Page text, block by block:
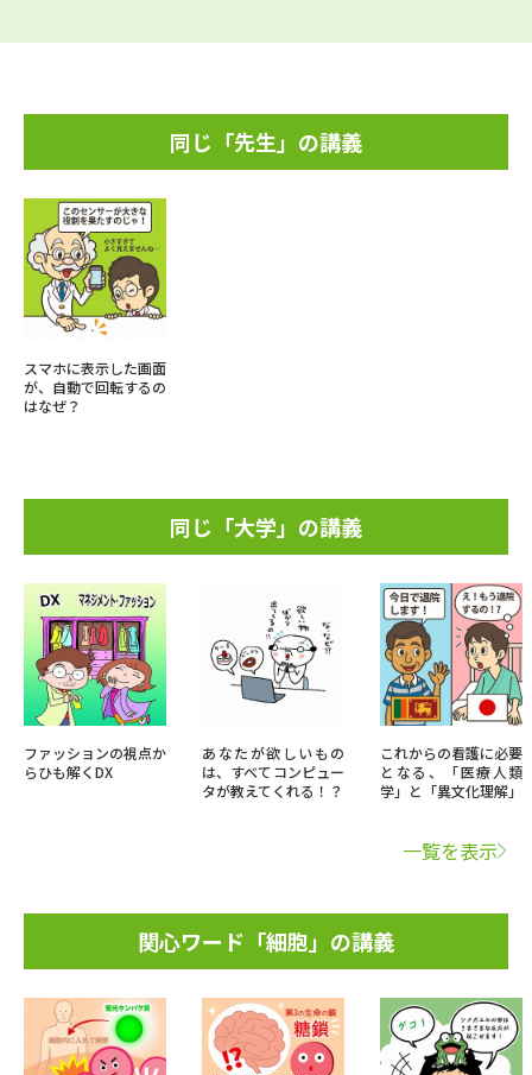
同じ「先生」の講義
スマホに表示した画面
が、自動で回転するの
はなぜ？
同じ「大学」の講義
ファッションの視点か
らひも解くDX
あなたが欲しいもの
は、すべてコンピュー
タが教えてくれる！？
これからの看護に必要
となる、「医療人類
学」と「異文化理解」
一覧を表示
関心ワード「細胞」の講義